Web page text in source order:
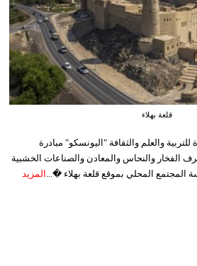
قلعة بهلاء
والعلم والثقافة "اليونسكو" مبادرة
الفخار والنحاس والمعادن والصناعات الخشبية
المحلي بموقع قلعة بهلاء �... المزيد